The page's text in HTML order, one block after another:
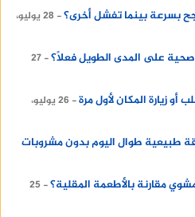
بسرعة بينما تفشل أخرى؟
28 يوليو،
على المدى الطويل فعلًا؟ 27
زيارة المكان لأول مرة
26 يوليو،
طبيعية طوال اليوم بدون مشروبات
مقارنة بالأطعمة المقلية؟
25